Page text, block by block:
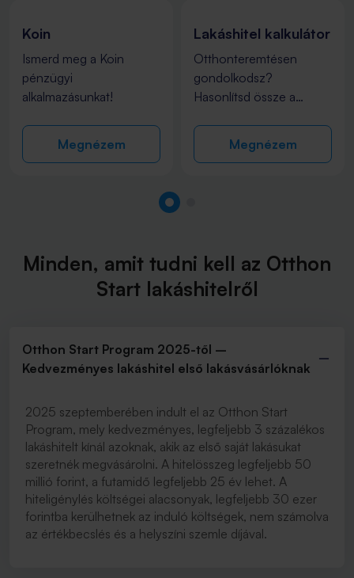
Koin
Ismerd meg a Koin
pénzügyi
alkalmazásunkat!
Megnézem
Lakáshitel kalkulátor
Otthonteremtésen
gondolkodsz?
Hasonlítsd össze a
ajánlatait és találd meg a
Számodra
Megnézem
Minden, amit tudni kell az Otthon
Start lakáshitelről
Otthon Start Program 2025-től –
Kedvezményes lakáshitel első lakásvásárlóknak
2025 szeptemberében indult el az Otthon Start
Program, mely kedvezményes, legfeljebb 3 százalékos
lakáshitelt kínál azoknak, akik az első saját lakásukat
szeretnék megvásárolni. A hitelösszeg legfeljebb 50
millió forint, a futamidő legfeljebb 25 év lehet. A
hiteligénylés költségei alacsonyak, legfeljebb 30 ezer
forintba kerülhetnek az induló költségek, nem számolva
az értékbecslés és a helyszíni szemle díjával.